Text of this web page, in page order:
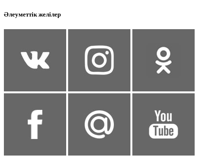
Әлеуметтік желілер